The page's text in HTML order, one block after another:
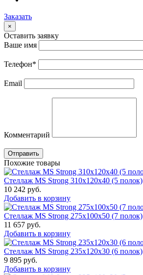
Заказать
×
Оставить заявку
Ваше имя
Телефон*
Email
Комментарий
Отправить
Похожие товары
Стеллаж MS Strong 310x120x40 (5 полок)
10 242 руб.
Добавить в корзину
Стеллаж MS Strong 275x100x50 (7 полок)
11 657 руб.
Добавить в корзину
Стеллаж MS Strong 235x120x30 (6 полок)
9 895 руб.
Добавить в корзину